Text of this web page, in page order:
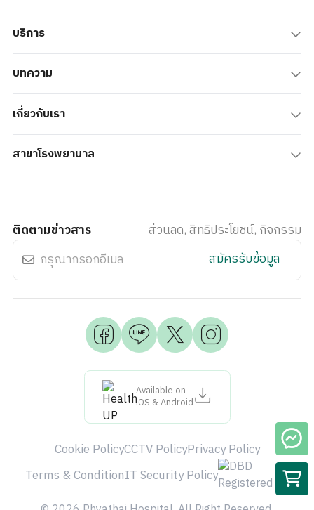
บริการ
บทความ
เกี่ยวกับเรา
สาขาโรงพยาบาล
Available on
iOS & Android
ติดตามข่าวสาร
ส่วนลด, สิทธิประโยชน์, กิจกรรม
สมัครรับข้อมูล
Cookie PolicyCCTV PolicyPrivacy Policy
Terms & ConditionIT Security Policy